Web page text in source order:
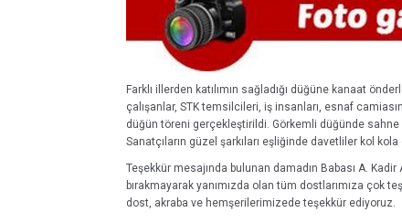
Farklı illerden katılımın sağladığı düğüne kanaat
çalışanlar, STK temsilcileri, iş insanları, esnaf
düğün töreni gerçekleştirildi. Görkemli düğünde sahne
Sanatçıların güzel şarkıları eşliğinde davetliler kol
Teşekkür mesajında bulunan damadın Babası A.
bırakmayarak yanımızda olan tüm dostlarımıza çok
dost, akraba ve hemşerilerimizede teşekkür ediyoruz.